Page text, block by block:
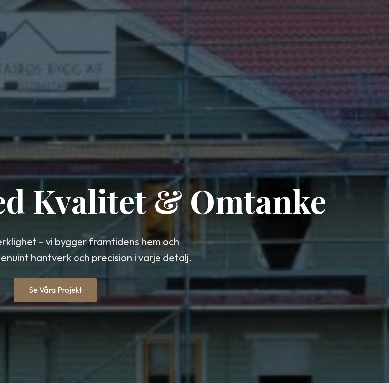
Kvalitet & Omtanke
– vi bygger framtidens hem och
hantverk och precision i varje detalj.
Se Våra Projekt